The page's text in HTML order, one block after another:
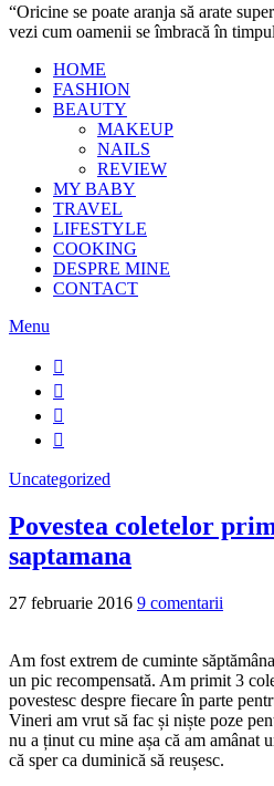
“Oricine se poate aranja să arate
vezi cum oamenii se îmbracă în
HOME
FASHION
BEAUTY
MAKEUP
NAILS
REVIEW
MY BABY
TRAVEL
LIFESTYLE
COOKING
DESPRE MINE
CONTACT
Menu
Uncategorized
Povestea coletelor
saptamana
27 februarie 2016 9 comentarii
Am fost extrem de cuminte
un pic recompensată. Am primit 3
povestesc despre fiecare în parte
Vineri am vrut să fac și niște poze
nu a ținut cu mine așa că am amânat
că sper ca duminică să reușesc.